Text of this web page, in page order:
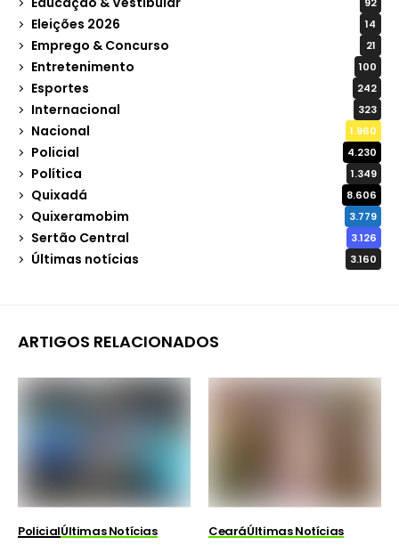
Eleições 2026 14
Emprego & Concurso 21
Entretenimento 100
Esportes 242
Internacional 323
Nacional 1.960
Policial 4.230
Política 1.349
Quixadá 8.606
Quixeramobim 3.779
Sertão Central 3.126
Últimas notícias 3.160
ARTIGOS RELACIONADOS
PolicialÚltimas Notícias CearáÚltimas Notícias